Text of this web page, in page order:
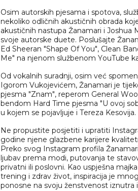
Osim autorskih pjesama i spotova,
nekoliko odličnih akustičnih obrada
akustičnih nastupa Žanamari i Joshua
svoje autorske duete. Poslušajte
Ed Sheeran "Shape Of You", Clean
Me" na njenom službenom YouTube
Od vokalnih suradnji, osim već
Igorom Vukojevićem, Žanamari je
pjesma "Znam", reperom General
bendom Hard Time pjesma "U ovoj
u kojem se pojavljuje i Tereza Kesovija.
Ne propustite posjetiti i upratiti
godine njene glazbene karijere
Preko svog Instagram profila
ljubav prema modi, putovanja te
privatni ili poslovni. Kao uspješna
trening i zdrav život, inspiracija je
ponosne na svoju ženstvenost iznutra